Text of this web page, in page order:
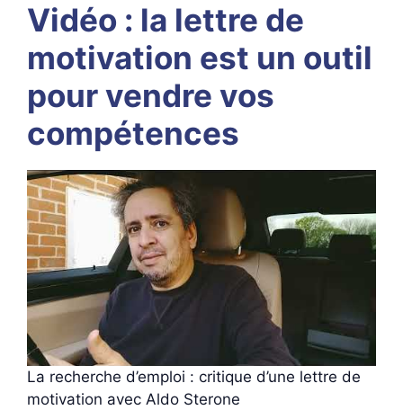
Vidéo : la lettre de
motivation est un outil
pour vendre vos
compétences
La recherche d’emploi : critique d’une lettre de
motivation avec Aldo Sterone